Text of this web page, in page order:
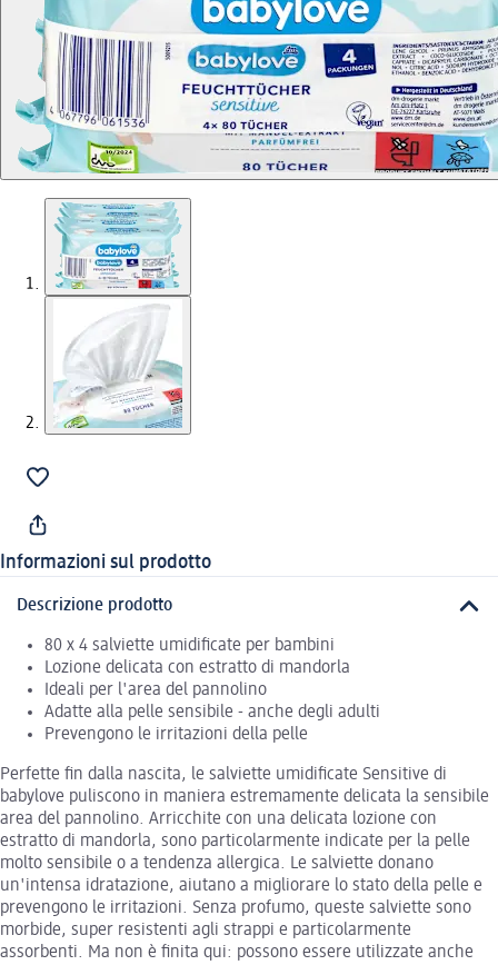
Informazioni sul prodotto
Descrizione prodotto
80 x 4 salviette umidificate per bambini
Lozione delicata con estratto di mandorla
Ideali per l'area del pannolino
Adatte alla pelle sensibile - anche degli adulti
Prevengono le irritazioni della pelle
Perfette fin dalla nascita, le salviette umidificate Sensitive di
babylove puliscono in maniera estremamente delicata la sensibile
area del pannolino. Arricchite con una delicata lozione con
estratto di mandorla, sono particolarmente indicate per la pelle
molto sensibile o a tendenza allergica. Le salviette donano
un'intensa idratazione, aiutano a migliorare lo stato della pelle e
prevengono le irritazioni. Senza profumo, queste salviette sono
morbide, super resistenti agli strappi e particolarmente
assorbenti. Ma non è finita qui: possono essere utilizzate anche